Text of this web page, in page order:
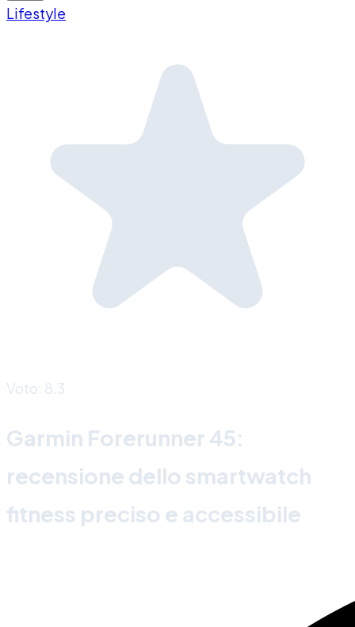
Lifestyle
Voto: 8.3
Garmin Forerunner 45:
recensione dello smartwatch
fitness preciso e accessibile